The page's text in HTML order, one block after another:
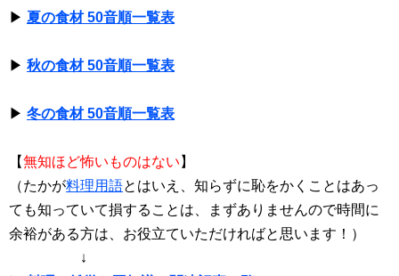
▶ 夏の食材 50音順一覧表
▶ 秋の食材 50音順一覧表
▶ 冬の食材 50音順一覧表
【無知ほど怖いものはない 】
（たかが料理用語とはいえ、知らずに恥をかくことはあっ
ても知っていて損することは、まずありませんので時間に
余裕がある方は、お役立ていただければと思います！）
↓